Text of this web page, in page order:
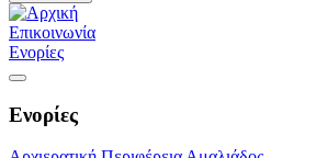
Επικοινωνία
Ενορίες
Ενορίες